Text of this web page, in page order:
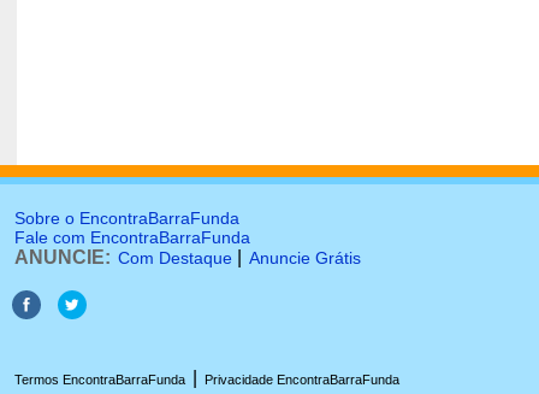
Sobre o EncontraBarraFunda
Fale com EncontraBarraFunda
ANUNCIE: Com Destaque Anuncie Grátis
Termos EncontraBarraFunda Privacidade EncontraBarraFunda